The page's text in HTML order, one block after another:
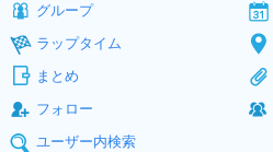
グループ
ラップタイム
まとめ
フォロー
ユーザー内検索